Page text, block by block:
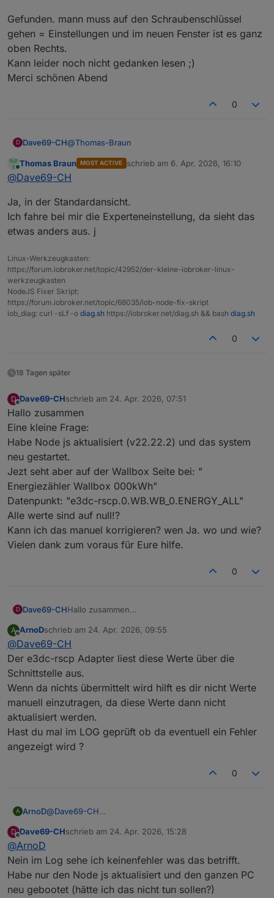
rscp.0 mit silly geloggt wird.
Gefunden. mann muss auf den Schraubenschlüssel
gehen = Einstellungen und im neuen Fenster ist es ganz
oben Rechts.
Kann leider noch nicht gedanken lesen ;)
Merci schönen Abend
0
D Dave69-CH@Thomas-Braun
Gefunden. mann muss auf den
Schraubenschlüssel gehen = Einstellungen und im
Kann leider noch nicht gedanken lesen ;)
Merci schönen Abend
Online
Thomas Braun MOST ACTIVE schrieb am 6. Apr. 2026, 16:10
zuletzt editiert von
@Dave69-CH
Ja, in der Standardansicht.
Ich fahre bei mir die Experteneinstellung, da sieht das
etwas anders aus. j
Linux-Werkzeugkasten:
https://forum.iobroker.net/topic/42952/der-kleine-iobroker-linux-
werkzeugkasten
NodeJS Fixer Skript:
https://forum.iobroker.net/topic/68035/iob-node-fix-skript
iob_diag: curl -sLf -o diag.sh https://iobroker.net/diag.sh && bash diag.sh
0
18 Tagen später
D
Offline
Dave69-CHschrieb am 24. Apr. 2026, 07:51
zuletzt editiert von
Hallo zusammen
Eine kleine Frage:
Habe Node js aktualisiert (v22.22.2) und das system
neu gestartet.
Jezt seht aber auf der Wallbox Seite bei: "
Energiezähler Wallbox 000kWh"
Datenpunkt: "e3dc-rscp.0.WB.WB_0.ENERGY_ALL"
Alle werte sind auf null!?
Kann ich das manuel korrigieren? wen Ja. wo und wie?
Vielen dank zum voraus für Eure hilfe.
0
D Dave69-CHHallo zusammen
Habe Node js aktualisiert (v22.22.2) und das
system neu gestartet.
Jezt seht aber auf der Wallbox Seite bei: "
Energiezähler Wallbox 000kWh"
Datenpunkt: "e3dc-rscp.0.WB.WB_0.ENERGY_ALL"
Alle werte sind auf null!?
Kann ich das manuel korrigieren? wen Ja. wo und
wie?
A
Offline
ArnoDschrieb am 24. Apr. 2026, 09:55
zuletzt editiert von
@Dave69-CH
Der e3dc-rscp Adapter liest diese Werte über die
Schnittstelle aus.
Wenn da nichts übermittelt wird hilft es dir nicht Werte
manuell einzutragen, da diese Werte dann nicht
aktualisiert werden.
Hast du mal im LOG geprüft ob da eventuell ein Fehler
angezeigt wird ?
0
A ArnoD@Dave69-CH
Schnittstelle aus.
manuell einzutragen, da diese Werte dann nicht
aktualisiert werden.
Hast du mal im LOG geprüft ob da eventuell ein Fehler
angezeigt wird ?
D
Offline
Dave69-CHschrieb am 24. Apr. 2026, 15:28
zuletzt editiert von
@ArnoD
Nein im Log sehe ich keinenfehler was das betrifft.
Habe nur den Node js aktualisiert und den ganzen PC
neu gebootet (hätte ich das nicht tun sollen?)